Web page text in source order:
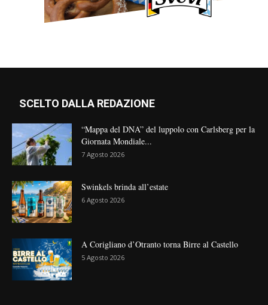
SCELTO DALLA REDAZIONE
“Mappa del DNA” del luppolo con Carlsberg per la
Giornata Mondiale...
7 Agosto 2026
Swinkels brinda all’estate
6 Agosto 2026
A Corigliano d’Otranto torna Birre al Castello
5 Agosto 2026